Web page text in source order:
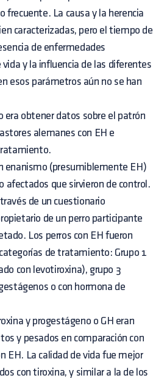
frecuente. La causa y la herencia
caracterizadas, pero el tiempo de
de enfermedades
vida y la influencia de las diferentes
esos parámetros aún no se han
era obtener datos sobre el patrón
alemanes con EH e
enanismo (presumiblemente EH)
afectados que sirvieron de control.
de un cuestionario
de un perro participante
Los perros con EH fueron
de tratamiento: Grupo 1
con levotiroxina), grupo 3
o con hormona de
y progestágeno o GH eran
y pesados en comparación con
EH. La calidad de vida fue mejor
con tiroxina, y similar a la de los